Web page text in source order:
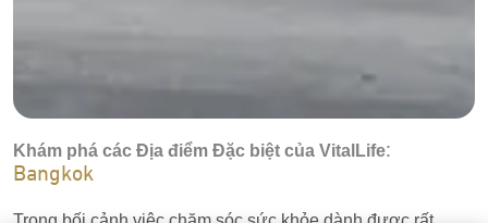
Khám phá các Địa điểm Đặc biệt của VitalLife:
Bangkok